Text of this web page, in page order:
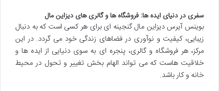
سفری در دنیای ایده ها: فروشگاه ها و گالری های دیزاین مال
بوینس آیرس دیزاین مال گنجینه ای برای هر کسی است که به دنبال
زیبایی، کیفیت و نوآوری در فضاهای زندگی خود می گردد. در این
مرکز، هر فروشگاه و گالری، پنجره ای به سوی دنیایی از ایده ها و
خلاقیت هاست که می تواند الهام بخش تغییر و تحول در محیط
خانه و کار باشد.